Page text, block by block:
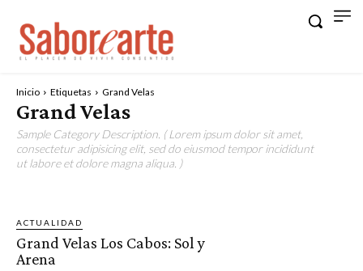
Inicio Etiquetas Grand Velas
Grand Velas
Sample Category Description. ( Lorem ipsum dolor sit amet,
consectetur adipisicing elit, sed do eiusmod tempor incididunt
ut labore et dolore magna aliqua. )
ACTUALIDAD
Grand Velas Los Cabos: Sol y
Arena